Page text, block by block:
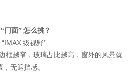
“门面” 怎么挑？
级视野”
框越窄，玻璃占比越高，窗外的风景就
无遮挡感。